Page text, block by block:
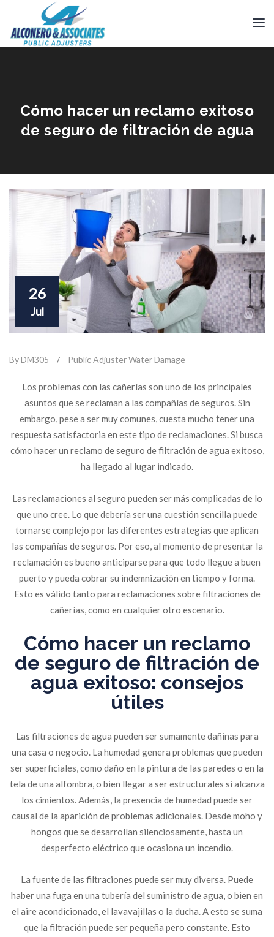
Cómo hacer un reclamo exitoso
de seguro de filtración de agua
26
Jul
By DM305 / Public Adjuster Water Damage
Los problemas con las cañerías son uno de los principales
asuntos que se reclaman a las compañías de seguros. Sin
embargo, pese a ser muy comunes, cuesta mucho tener una
respuesta satisfactoria en este tipo de reclamaciones. Si busca
cómo hacer un reclamo de seguro de filtración de agua exitoso,
ha llegado al lugar indicado.
Las reclamaciones al seguro pueden ser más complicadas de lo
que uno cree. Lo que debería ser una cuestión sencilla puede
tornarse complejo por las diferentes estrategias que aplican
las compañías de seguros. Por eso, al momento de presentar la
reclamación es bueno anticiparse para que todo llegue a buen
puerto y pueda cobrar su indemnización en tiempo y forma.
Esto es válido tanto para reclamaciones sobre filtraciones de
cañerías, como en cualquier otro escenario.
Cómo hacer un reclamo
de seguro de filtración de
agua exitoso: consejos
útiles
Las filtraciones de agua pueden ser sumamente dañinas para
una casa o negocio. La humedad genera problemas que pueden
ser superficiales, como daño en la pintura de las paredes o en la
tela de una alfombra, o bien llegar a ser estructurales si alcanza
los cimientos. Además, la presencia de humedad puede ser
causal de la aparición de problemas adicionales. Desde moho y
hongos que se desarrollan silenciosamente, hasta un
desperfecto eléctrico que ocasiona un incendio.
La fuente de las filtraciones puede ser muy diversa. Puede
haber una fuga en una tubería del suministro de agua, o bien en
el aire acondicionado, el lavavajillas o la ducha. A esto se suma
que la filtración puede ser pequeña pero constante. Esto